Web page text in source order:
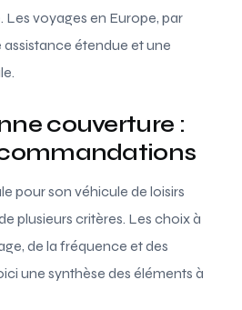
voyages en Europe, par
étendue et une
couverture :
pour son véhicule de loisirs
plusieurs critères. Les choix à
de la fréquence et des
une synthèse des éléments à